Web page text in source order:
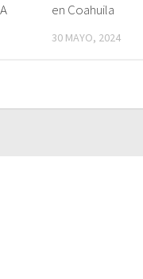
en Coahuila
30 MAYO, 2024